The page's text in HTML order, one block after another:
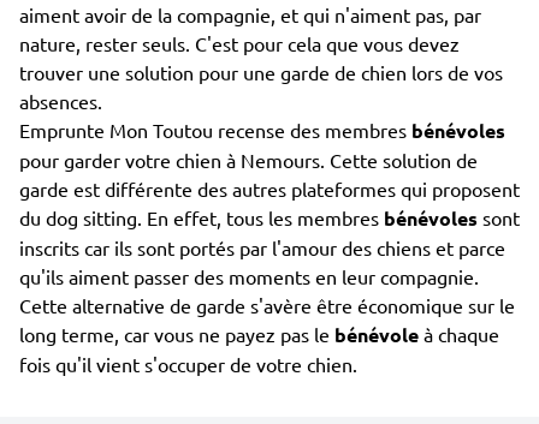
aiment avoir de la compagnie, et qui n'aiment pas, par
nature, rester seuls. C'est pour cela que vous devez
trouver une solution pour une garde de chien lors de vos
absences.
Emprunte Mon Toutou recense des membres bénévoles
pour garder votre chien à Nemours. Cette solution de
garde est différente des autres plateformes qui proposent
du dog sitting. En effet, tous les membres bénévoles sont
inscrits car ils sont portés par l'amour des chiens et parce
qu'ils aiment passer des moments en leur compagnie.
Cette alternative de garde s'avère être économique sur le
long terme, car vous ne payez pas le bénévole à chaque
fois qu'il vient s'occuper de votre chien.